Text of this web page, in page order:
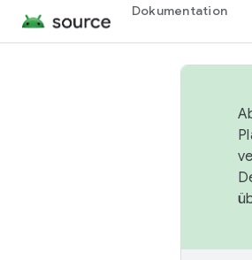
Dokumentation